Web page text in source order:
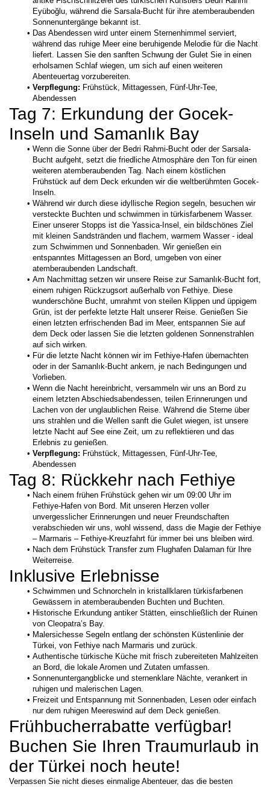
Eyüboğlu, während die Sarsala-Bucht für ihre atemberaubenden
Sonnenuntergänge bekannt ist.
Das Abendessen wird unter einem Sternenhimmel serviert,
während das ruhige Meer eine beruhigende Melodie für die Nacht
liefert. Lassen Sie den sanften Schwung der Gulet Sie in einen
erholsamen Schlaf wiegen, um sich auf einen weiteren
Abenteuertag vorzubereiten.
Verpflegung: Frühstück, Mittagessen, Fünf-Uhr-Tee,
Abendessen
Tag 7: Erkundung der Gocek-
Inseln und Samanlık Bay
Wenn die Sonne über der Bedri Rahmi-Bucht oder der Sarsala-
Bucht aufgeht, setzt die friedliche Atmosphäre den Ton für einen
weiteren atemberaubenden Tag. Nach einem köstlichen
Frühstück auf dem Deck erkunden wir die weltberühmten Gocek-
Inseln.
Während wir durch diese idyllische Region segeln, besuchen wir
versteckte Buchten und schwimmen in türkisfarbenem Wasser.
Einer unserer Stopps ist die Yassica-Insel, ein bildschönes Ziel
mit kleinen Sandstränden und flachem, warmem Wasser - ideal
zum Schwimmen und Sonnenbaden. Wir genießen ein
entspanntes Mittagessen an Bord, umgeben von einer
atemberaubenden Landschaft.
Am Nachmittag setzen wir unsere Reise zur Samanlık-Bucht fort,
einem ruhigen Rückzugsort außerhalb von Fethiye. Diese
wunderschöne Bucht, umrahmt von steilen Klippen und üppigem
Grün, ist der perfekte letzte Halt unserer Reise. Genießen Sie
einen letzten erfrischenden Bad im Meer, entspannen Sie auf
dem Deck oder lassen Sie die letzten goldenen Sonnenstrahlen
auf sich wirken.
Für die letzte Nacht können wir im Fethiye-Hafen übernachten
oder in der Samanlık-Bucht ankern, je nach Bedingungen und
Vorlieben.
Wenn die Nacht hereinbricht, versammeln wir uns an Bord zu
einem letzten Abschiedsabendessen, teilen Erinnerungen und
Lachen von der unglaublichen Reise. Während die Sterne über
uns strahlen und die Wellen sanft die Gulet wiegen, ist unsere
letzte Nacht auf See eine Zeit, um zu reflektieren und das
Erlebnis zu genießen.
Verpflegung: Frühstück, Mittagessen, Fünf-Uhr-Tee,
Abendessen
Tag 8: Rückkehr nach Fethiye
Nach einem frühen Frühstück gehen wir um 09:00 Uhr im
Fethiye-Hafen von Bord. Mit unseren Herzen voller
unvergesslicher Erinnerungen und neuer Freundschaften
verabschieden wir uns, wohl wissend, dass die Magie der Fethiye
– Marmaris – Fethiye-Kreuzfahrt für immer bei uns bleiben wird.
Nach dem Frühstück Transfer zum Flughafen Dalaman für Ihre
Weiterreise.
Inklusive Erlebnisse
Schwimmen und Schnorcheln in kristallklaren türkisfarbenen
Gewässern in atemberaubenden Buchten und Buchten.
Historische Erkundung antiker Stätten, einschließlich der Ruinen
von Cleopatra’s Bay.
Malersichesse Segeln entlang der schönsten Küstenlinie der
Türkei, von Fethiye nach Marmaris und zurück.
Authentische türkische Küche mit frisch zubereiteten Mahlzeiten
an Bord, die lokale Aromen und Zutaten umfassen.
Sonnenuntergangblicke und sternenklare Nächte, verankert in
ruhigen und malerischen Lagen.
Freizeit und Entspannung mit Sonnenbaden, Lesen oder einfach
nur dem ruhigen Meereswind auf dem Deck genießen.
Frühbucherrabatte verfügbar!
Buchen Sie Ihren Traumurlaub in
der Türkei noch heute!
Verpassen Sie nicht dieses einmalige Abenteuer, das die besten